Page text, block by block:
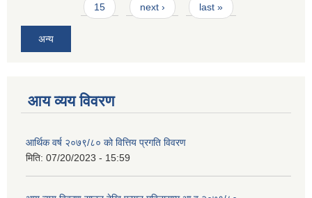
15 next › last »
अन्य
आय व्यय विवरण
आर्थिक वर्ष २०७९/८० को वित्तिय प्रगति विवरण
मिति: 07/20/2023 - 15:59